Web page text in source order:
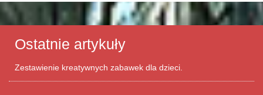
Ostatnie artykuły
Zestawienie kreatywnych zabawek dla dzieci.